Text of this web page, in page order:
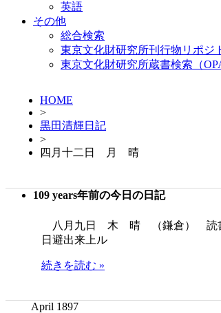
英語
その他
総合検索
東京文化財研究所刊行物リポジ
東京文化財研究所蔵書検索（
HOME
>
黒田清輝日記
>
四月十二日 月 晴
109 years年前の今日の日記
八月九日 木 晴 （鎌倉） 読書
日避出来上ル
続きを読む »
April 1897